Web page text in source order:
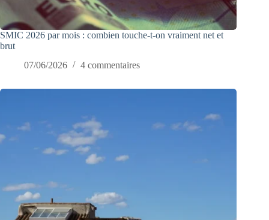
SMIC 2026 par mois : combien touche-t-on vraiment net et
brut
07/06/2026
4 commentaires